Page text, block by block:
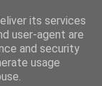
its services
user-agent are
and security
usage